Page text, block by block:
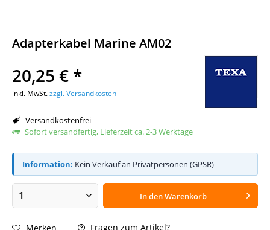
Adapterkabel Marine AM02
20,25 € *
inkl. MwSt.zzgl. Versandkosten
Versandkostenfrei
Sofort versandfertig, Lieferzeit ca. 2-3 Werktage
Information: Kein Verkauf an Privatpersonen (GPSR)
In denWarenkorb
Merken Fragen zum Artikel?